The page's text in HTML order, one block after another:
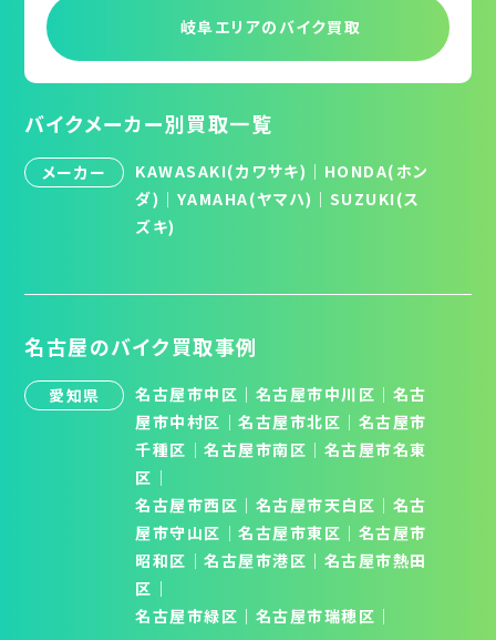
岐阜エリアのバイク買取
バイクメーカー別買取一覧
メーカー KAWASAKI(カワサキ) ｜ HONDA(ホン
ダ) ｜ YAMAHA(ヤマハ) ｜ SUZUKI(ス
ズキ)
名古屋のバイク買取事例
愛知県 名古屋市中区 ｜ 名古屋市中川区 ｜ 名古
屋市中村区 ｜名古屋市北区 │ 名古屋市
千種区 │名古屋市南区 │ 名古屋市名東
区 │
名古屋市西区 ｜ 名古屋市天白区 │ 名古
屋市守山区 │名古屋市東区 ｜ 名古屋市
昭和区 │名古屋市港区 ｜ 名古屋市熱田
区 ｜
名古屋市緑区 ｜ 名古屋市瑞穂区 ｜